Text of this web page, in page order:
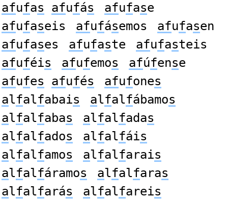
afufas afufás afufase
afufaseis afufásemos afufasen
afufases afufaste afufasteis
afuféis afufemos afúfense
afufes afufés afufones
alfalfabais alfalfábamos
alfalfabas alfalfadas
alfalfados alfalfáis
alfalfamos alfalfarais
alfalfáramos alfalfaras
alfalfarás alfalfareis